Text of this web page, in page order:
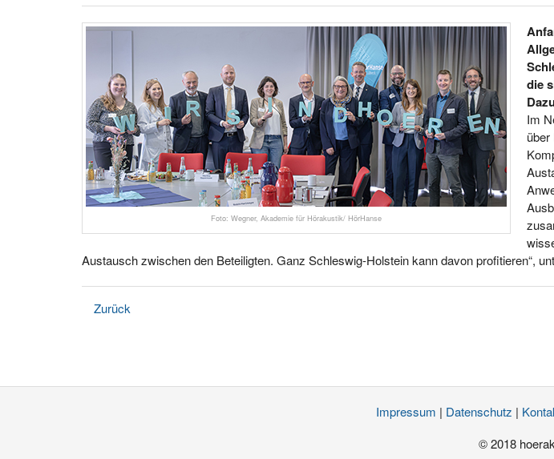
Foto: Wegner, Akademie für Hörakustik/ HörHanse
die
Im
Austausch zwischen den Beteiligten. Ganz Schleswig-Holstein kann davon profitieren“,
Zurück
Impressum | Datenschutz |
© 2018